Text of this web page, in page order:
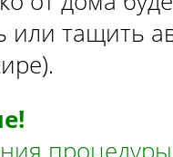
или тащить